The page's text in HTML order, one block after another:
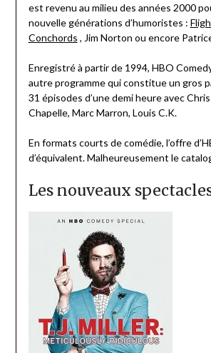
est revenu au milieu des années 2000
nouvelle générations d’humoristes :
Conchords , Jim Norton ou encore
Enregistré à partir de 1994, HBO
autre programme qui constitue un gros
31 épisodes d’une demi heure avec
Chapelle, Marc Marron, Louis C.K.
En formats courts de comédie, l’offre
d’équivalent. Malheureusement le
Les nouveaux